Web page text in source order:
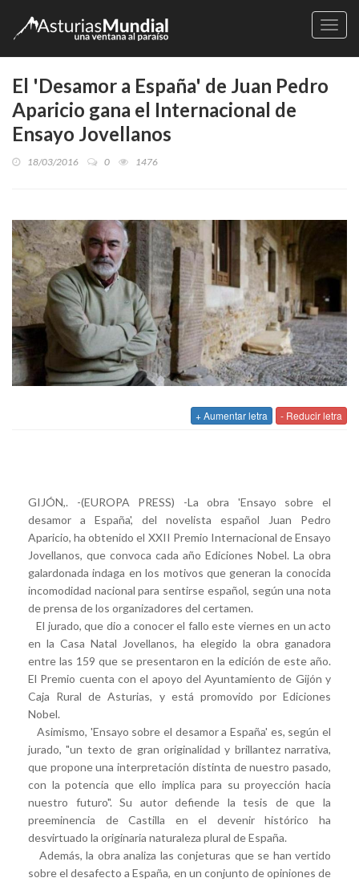
El 'Desamor a España' de Juan Pedro
Aparicio gana el Internacional de
Ensayo Jovellanos
18/03/2016 0 1476
+ Aumentar letra - Reducir letra
GIJÓN,. -(EUROPA PRESS) -La obra 'Ensayo sobre el
desamor a España', del novelista español Juan Pedro
Aparicio, ha obtenido el XXII Premio Internacional de Ensayo
Jovellanos, que convoca cada año Ediciones Nobel. La obra
galardonada indaga en los motivos que generan la conocida
incomodidad nacional para sentirse español, según una nota
de prensa de los organizadores del certamen.
El jurado, que dio a conocer el fallo este viernes en un acto
en la Casa Natal Jovellanos, ha elegido la obra ganadora
entre las 159 que se presentaron en la edición de este año.
El Premio cuenta con el apoyo del Ayuntamiento de Gijón y
Caja Rural de Asturias, y está promovido por Ediciones
Nobel.
Asimismo, 'Ensayo sobre el desamor a España' es, según el
jurado, "un texto de gran originalidad y brillantez narrativa,
que propone una interpretación distinta de nuestro pasado,
con la potencia que ello implica para su proyección hacia
nuestro futuro". Su autor defiende la tesis de que la
preeminencia de Castilla en el devenir histórico ha
desvirtuado la originaria naturaleza plural de España.
Además, la obra analiza las conjeturas que se han vertido
sobre el desafecto a España, en un conjunto de opiniones de